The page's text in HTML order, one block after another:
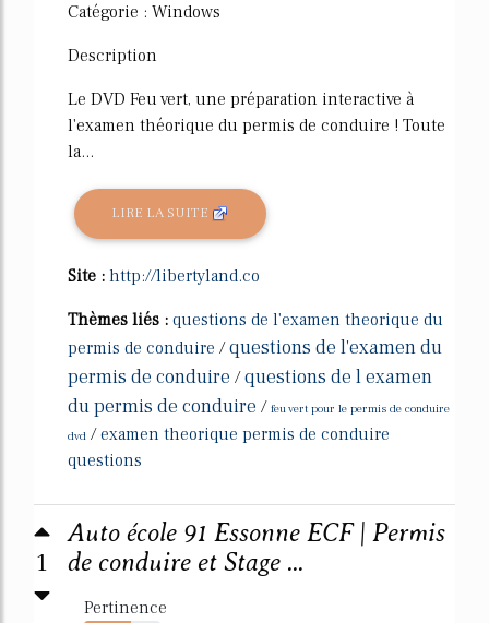
Catégorie : Windows
Description
Le DVD Feu vert, une préparation interactive à
l'examen théorique du permis de conduire ! Toute
la...
LIRE LA SUITE
Site : http://libertyland.co
Thèmes liés : questions de l'examen theorique du
permis de conduire /questions de l'examen du
permis de conduire /questions de l examen
du permis de conduire / feu vert pour le permis de conduire
dvd /examen theorique permis de conduire
questions
1
Auto école 91 Essonne ECF | Permis
de conduire et Stage ...
Pertinence